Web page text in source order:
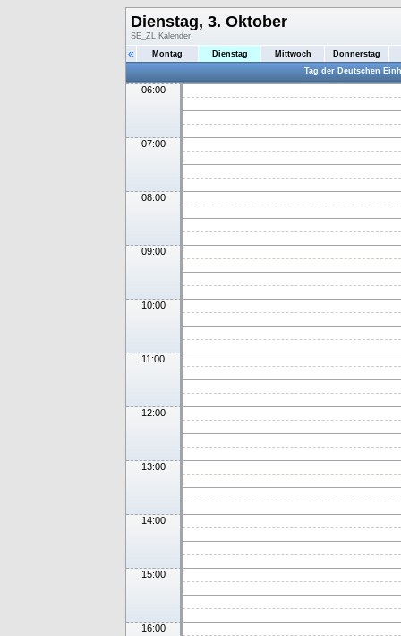
Dienstag, 3. Oktober
SE_ZL Kalender
« Montag Dienstag Mittwoch
Donnerstag
Tag der Deutschen
06:00
07:00
08:00
09:00
10:00
11:00
12:00
13:00
14:00
15:00
16:00